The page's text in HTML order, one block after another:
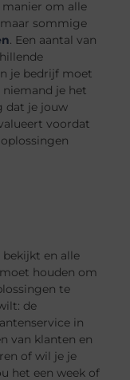
manier om alle
sommige
. Een aantal van
je bedrijf moet
niemand je het
dat je jouw
voordat
en alle
houden om
te
de
in
van klanten en
of wil je je
het een week of